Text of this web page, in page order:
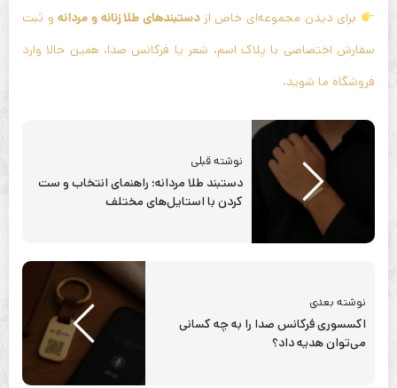
برای دیدن مجموعه‌ای خاص ازدستبندهای طلا زنانه و مردانهو ثبت
سفارش اختصاصی با پلاک اسم، شعر یا فرکانس صدا، همین حالا وارد
فروشگاه ما شوید.
نوشته قبلی
دستبند طلا مردانه؛ راهنمای انتخاب و ست
کردن با استایل‌های مختلف
نوشته بعدی
اکسسوری فرکانس صدا را به چه کسانی
می‌توان هدیه داد؟